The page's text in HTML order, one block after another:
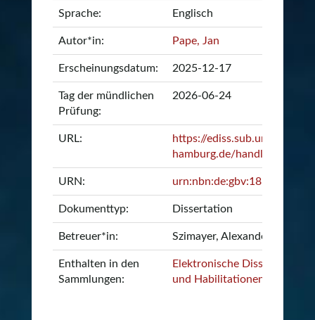
Sprache: Englisch
Autor*in: Pape, Jan
Erscheinungsdatum: 2025-12-17
Tag der mündlichen
Prüfung:
2026-06-24
URL:
https://ediss.sub.uni-
hamburg.de/handle/ediss/
URN: urn:nbn:de:gbv:18-ediss-
Dokumenttyp: Dissertation
Betreuer*in: Szimayer, Alexander
Enthalten in den
Sammlungen:
Elektronische Dissertationen
und Habilitationen